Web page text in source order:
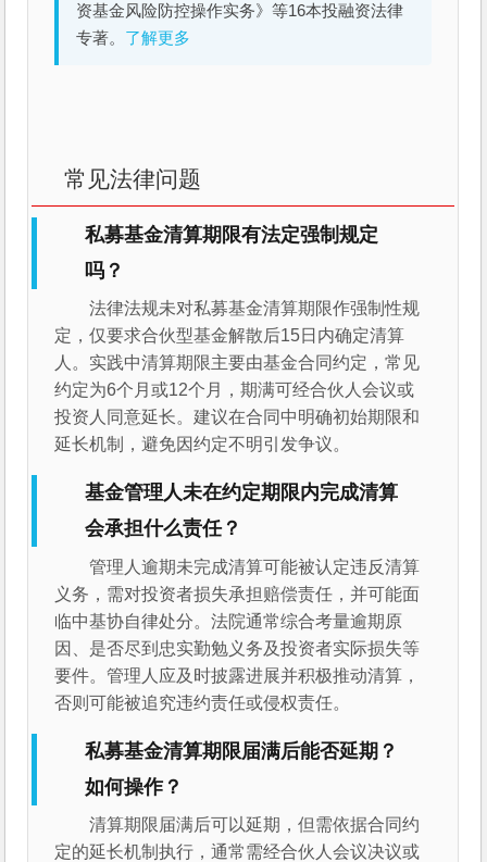
资基金风险防控操作实务》等16本投融资法律
专著。 了解更多
常见法律问题
私募基金清算期限有法定强制规定
吗？
法律法规未对私募基金清算期限作强制性规
定，仅要求合伙型基金解散后15日内确定清算
人。实践中清算期限主要由基金合同约定，常见
约定为6个月或12个月，期满可经合伙人会议或
投资人同意延长。建议在合同中明确初始期限和
延长机制，避免因约定不明引发争议。
基金管理人未在约定期限内完成清算
会承担什么责任？
管理人逾期未完成清算可能被认定违反清算
义务，需对投资者损失承担赔偿责任，并可能面
临中基协自律处分。法院通常综合考量逾期原
因、是否尽到忠实勤勉义务及投资者实际损失等
要件。管理人应及时披露进展并积极推动清算，
否则可能被追究违约责任或侵权责任。
私募基金清算期限届满后能否延期？
如何操作？
清算期限届满后可以延期，但需依据合同约
定的延长机制执行，通常需经合伙人会议决议或